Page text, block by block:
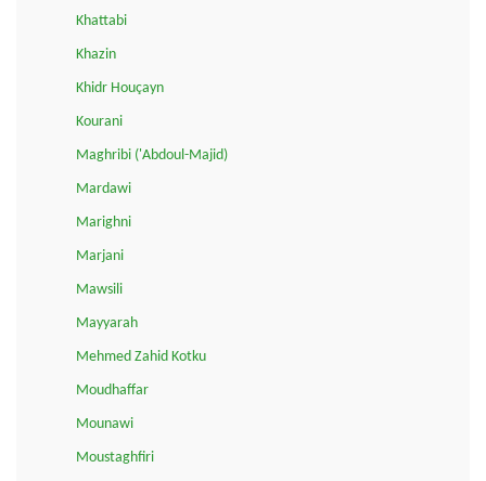
Khattabi
Khazin
Khidr Houçayn
Kourani
Maghribi ('Abdoul-Majid)
Mardawi
Marighni
Marjani
Mawsili
Mayyarah
Mehmed Zahid Kotku
Moudhaffar
Mounawi
Moustaghfiri